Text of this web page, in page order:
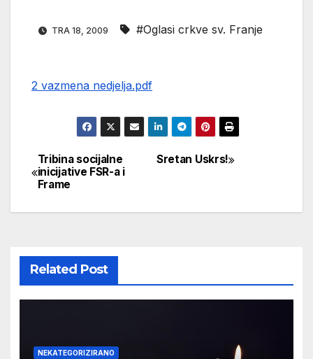
TRA 18, 2009 #Oglasi crkve sv. Franje
2 vazmena nedjelja.pdf
Navigacija
objava
Sretan Uskrs!
Tribina socijalne
inicijative FSR-a i
Frame
Related Post
NEKATEGORIZIRANO